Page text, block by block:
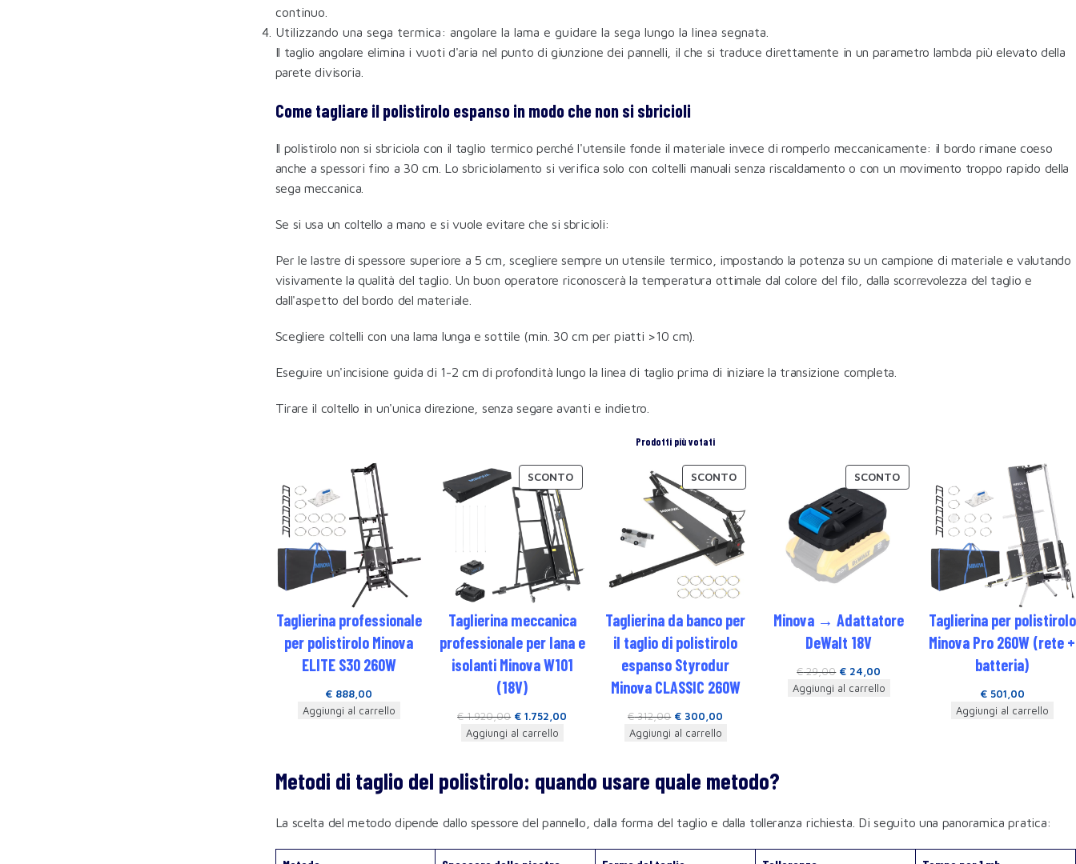
continuo.
Utilizzando una sega termica: angolare la lama e guidare la sega lungo la linea segnata.
Il taglio angolare elimina i vuoti d'aria nel punto di giunzione dei pannelli, il che si traduce direttamente in un parametro lambda più elevato della
parete divisoria.
Come tagliare il polistirolo espanso in modo che non si sbricioli
Il polistirolo non si sbriciola con il taglio termico perché l'utensile fonde il materiale invece di romperlo meccanicamente: il bordo rimane coeso
anche a spessori fino a 30 cm. Lo sbriciolamento si verifica solo con coltelli manuali senza riscaldamento o con un movimento troppo rapido della
sega meccanica.
Se si usa un coltello a mano e si vuole evitare che si sbricioli:
Per le lastre di spessore superiore a 5 cm, scegliere sempre un utensile termico, impostando la potenza su un campione di materiale e valutando
visivamente la qualità del taglio. Un buon operatore riconoscerà la temperatura ottimale dal colore del filo, dalla scorrevolezza del taglio e
dall'aspetto del bordo del materiale.
Scegliere coltelli con una lama lunga e sottile (min. 30 cm per piatti >10 cm).
Eseguire un'incisione guida di 1-2 cm di profondità lungo la linea di taglio prima di iniziare la transizione completa.
Tirare il coltello in un'unica direzione, senza segare avanti e indietro.
Prodotti più votati
Taglierina professionale
per polistirolo Minova
ELITE S30 260W
€ 888,00
Aggiungi al carrello
SCONTO
Taglierina meccanica
professionale per lana e
isolanti Minova W101
(18V)
€1.920,00 € 1.752,00
Aggiungi al carrello
SCONTO
Taglierina da banco per
il taglio di polistirolo
espanso Styrodur
Minova CLASSIC 260W
€312,00 € 300,00
Aggiungi al carrello
SCONTO
Minova → Adattatore
DeWalt 18V
€29,00 € 24,00
Aggiungi al carrello
Taglierina per polistirolo
Minova Pro 260W (rete +
batteria)
€501,00
Aggiungi al carrello
Metodi di taglio del polistirolo: quando usare quale metodo?
La scelta del metodo dipende dallo spessore del pannello, dalla forma del taglio e dalla tolleranza richiesta. Di seguito una panoramica pratica: